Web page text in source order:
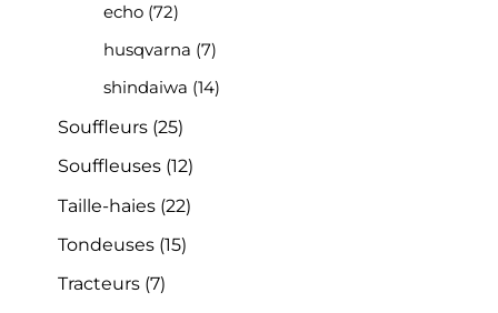
echo (72)
husqvarna (7)
shindaiwa (14)
Souffleurs (25)
Souffleuses (12)
Taille-haies (22)
Tondeuses (15)
Tracteurs (7)